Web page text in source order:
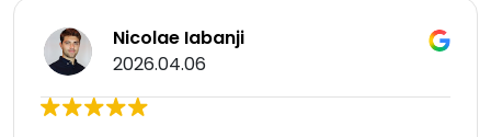
Nicolae Iabanji
2026.04.06